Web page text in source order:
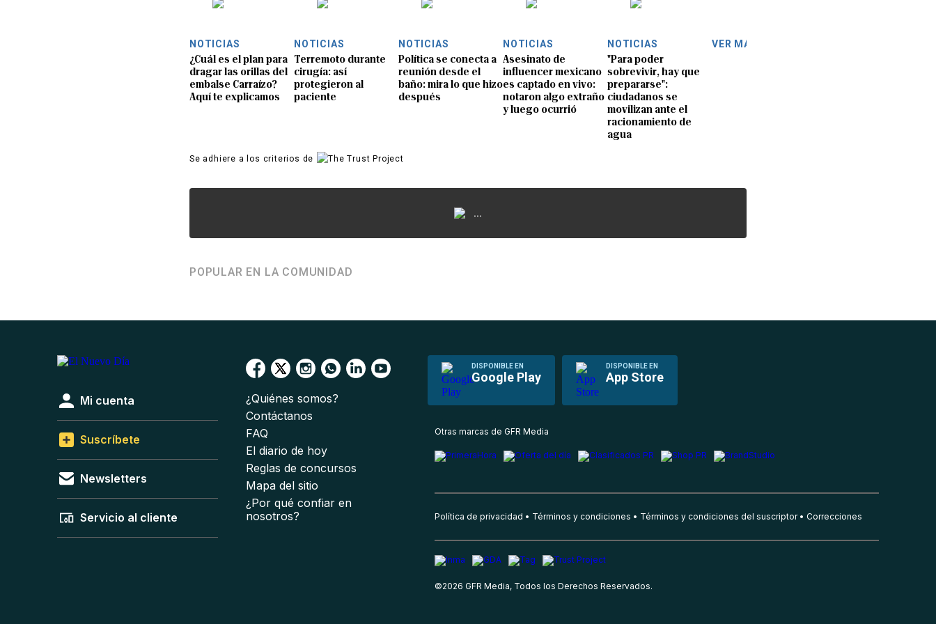
NOTICIAS
¿Cuál es el plan para
dragar las orillas del
embalse Carraízo?
Aquí te explicamos
NOTICIAS
Terremoto durante
cirugía: así
protegieron al
paciente
NOTICIAS
Política se conecta a
reunión desde el
baño: mira lo que hizo
después
NOTICIAS
Asesinato de
influencer mexicano
es captado en vivo:
notaron algo extraño
y luego ocurrió
NOTICIAS
"Para poder
sobrevivir, hay que
prepararse":
ciudadanos se
movilizan ante el
racionamiento de
agua
VER MÁS
Se adhiere a los criterios de
...
POPULAR EN LA COMUNIDAD
DISPONIBLE EN
Google Play
DISPONIBLE EN
App Store
Mi cuenta
Suscríbete
Newsletters
Servicio al cliente
¿Quiénes somos?
Contáctanos
FAQ
El diario de hoy
Reglas de concursos
Mapa del sitio
¿Por qué confiar en
nosotros?
Otras marcas de GFR Media
Política de privacidad Términos y condiciones Términos y condiciones del suscriptor Correcciones
©2026 GFR Media, Todos los Derechos Reservados.